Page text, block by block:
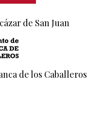
de San Juan
de los Caballeros